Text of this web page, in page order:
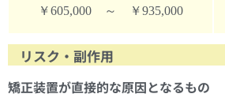
￥605,000 ～ ￥935,000
リスク・副作用
矯正装置が直接的な原因となるもの